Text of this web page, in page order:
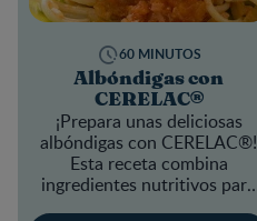
Albóndigas con
CERELAC®
¡Prepara unas deliciosas
albóndigas con CERELAC®!
Esta receta combina
ingredientes nutritivos para
60 MINUTOS